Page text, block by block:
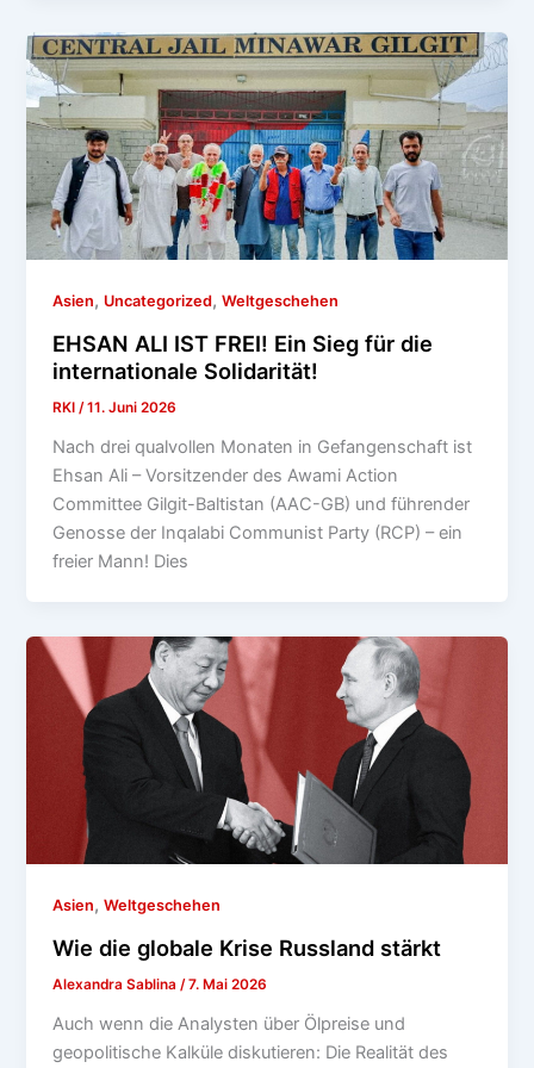
Asien, Uncategorized,Weltgeschehen
EHSAN ALI IST FREI! Ein Sieg für die
internationale Solidarität!
RKI/11. Juni 2026
Nach drei qualvollen Monaten in Gefangenschaft ist
Ehsan Ali – Vorsitzender des Awami Action
Committee Gilgit-Baltistan (AAC-GB) und führender
Genosse der Inqalabi Communist Party (RCP) – ein
freier Mann! Dies
Asien,Weltgeschehen
Wie die globale Krise Russland stärkt
Alexandra Sablina /7. Mai 2026
Auch wenn die Analysten über Ölpreise und
geopolitische Kalküle diskutieren: Die Realität des